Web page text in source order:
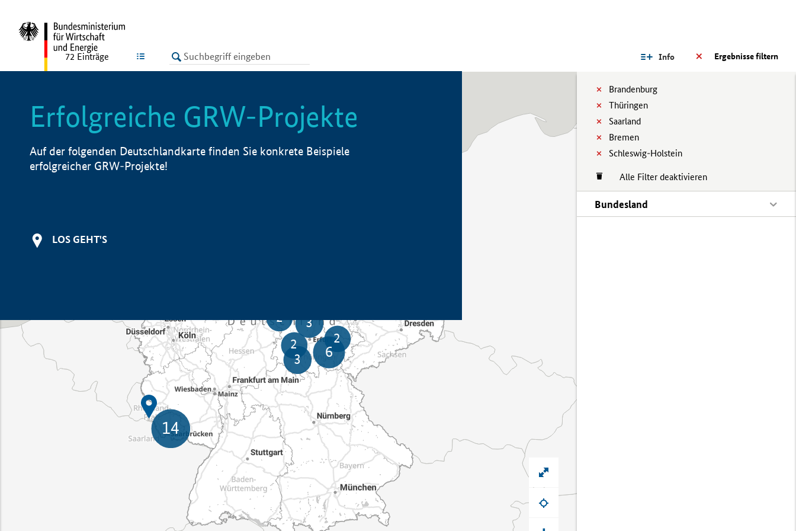
LISTE Ergebnisse filtern
Info
Brandenburg
Thüringen
Saarland
Bremen
Schleswig-Holstein
Alle Filter deaktivieren
Bundesland
72 Einträge
Erfolgreiche GRW-Projekte
Auf der folgenden Deutschlandkarte finden Sie konkrete Beispiele
erfolgreicher GRW-Projekte!
LOS GEHT'S